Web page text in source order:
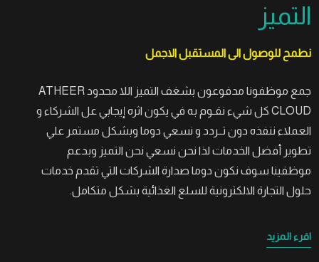
التميز
نطمح للوصول الى المستقبل الاجمل
جمع موظفونا مدفوعون بشغف التميز اللا محدود ATHEER
CLOUD كل شيء نقـوم به في يكون اثره إيجابي عل الشركاء و
العملاء ننفذه دون تــردد و نسعي دوما وبشكل مستمر علي
تطوير أفضل الخدمات لذا نحن نسعي نحن التميز وبدعم
موظفينا سوف نكون دوما صدارة الشركات التي تقدم خدمات
حلول التجارة الالكترونية للسلع الغذائية بشكل متكامل.
اقرء المزيد